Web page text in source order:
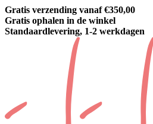
Gratis verzending vanaf €350,00
Gratis ophalen in de winkel
Standaardlevering, 1-2 werkdagen